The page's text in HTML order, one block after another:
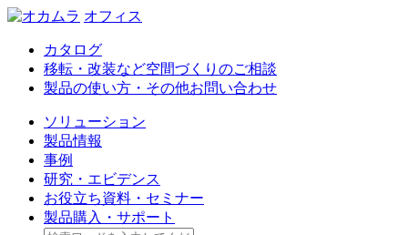
オフィス
カタログ
移転・改装など空間づくりのご相談
製品の使い方・その他お問い合わせ
ソリューション
製品情報
事例
研究・エビデンス
お役立ち資料・セミナー
製品購入・サポート